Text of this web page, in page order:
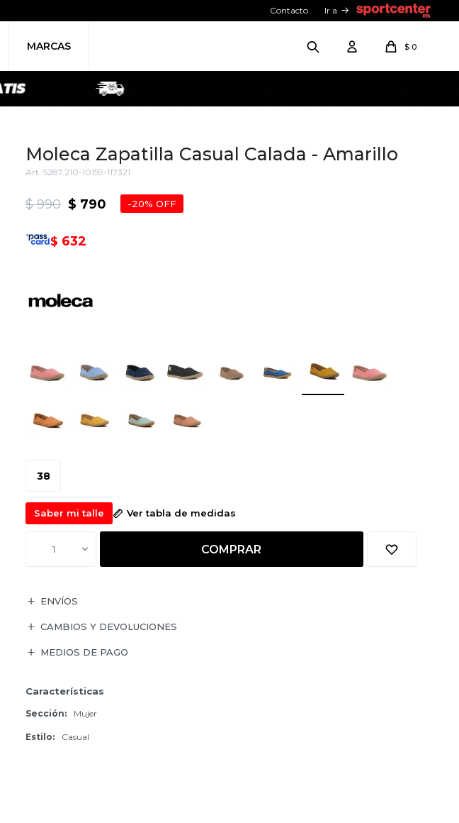
MARCAS $ 0
Contacto Ir a
Moleca Zapatilla Casual Calada - Amarillo
5287.210-10159-117321
$ 790
$ 990 20
$ 632
38
Saber mi talle Ver tabla de medidas
1 COMPRAR
ENVÍOS
CAMBIOS Y DEVOLUCIONES
MEDIOS DE PAGO
Características
Sección Mujer
Estilo Casual